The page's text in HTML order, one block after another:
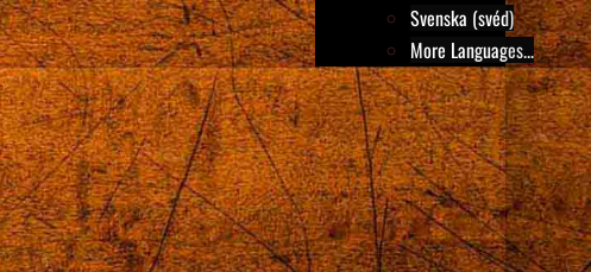
Svenska (svéd)
More Languages...